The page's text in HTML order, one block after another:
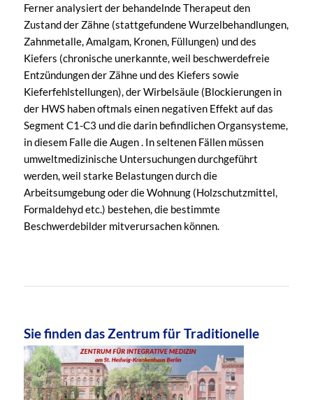
Ferner analysiert der behandelnde Therapeut den
Zustand der Zähne (stattgefundene Wurzelbehandlungen,
Zahnmetalle, Amalgam, Kronen, Füllungen) und des
Kiefers (chronische unerkannte, weil beschwerdefreie
Entzündungen der Zähne und des Kiefers sowie
Kieferfehlstellungen), der Wirbelsäule (Blockierungen in
der HWS haben oftmals einen negativen Effekt auf das
Segment C1-C3 und die darin befindlichen Organsysteme,
in diesem Falle die Augen . In seltenen Fällen müssen
umweltmedizinische Untersuchungen durchgeführt
werden, weil starke Belastungen durch die
Arbeitsumgebung oder die Wohnung (Holzschutzmittel,
Formaldehyd etc.) bestehen, die bestimmte
Beschwerdebilder mitverursachen können.
Sie finden das Zentrum für Traditionelle